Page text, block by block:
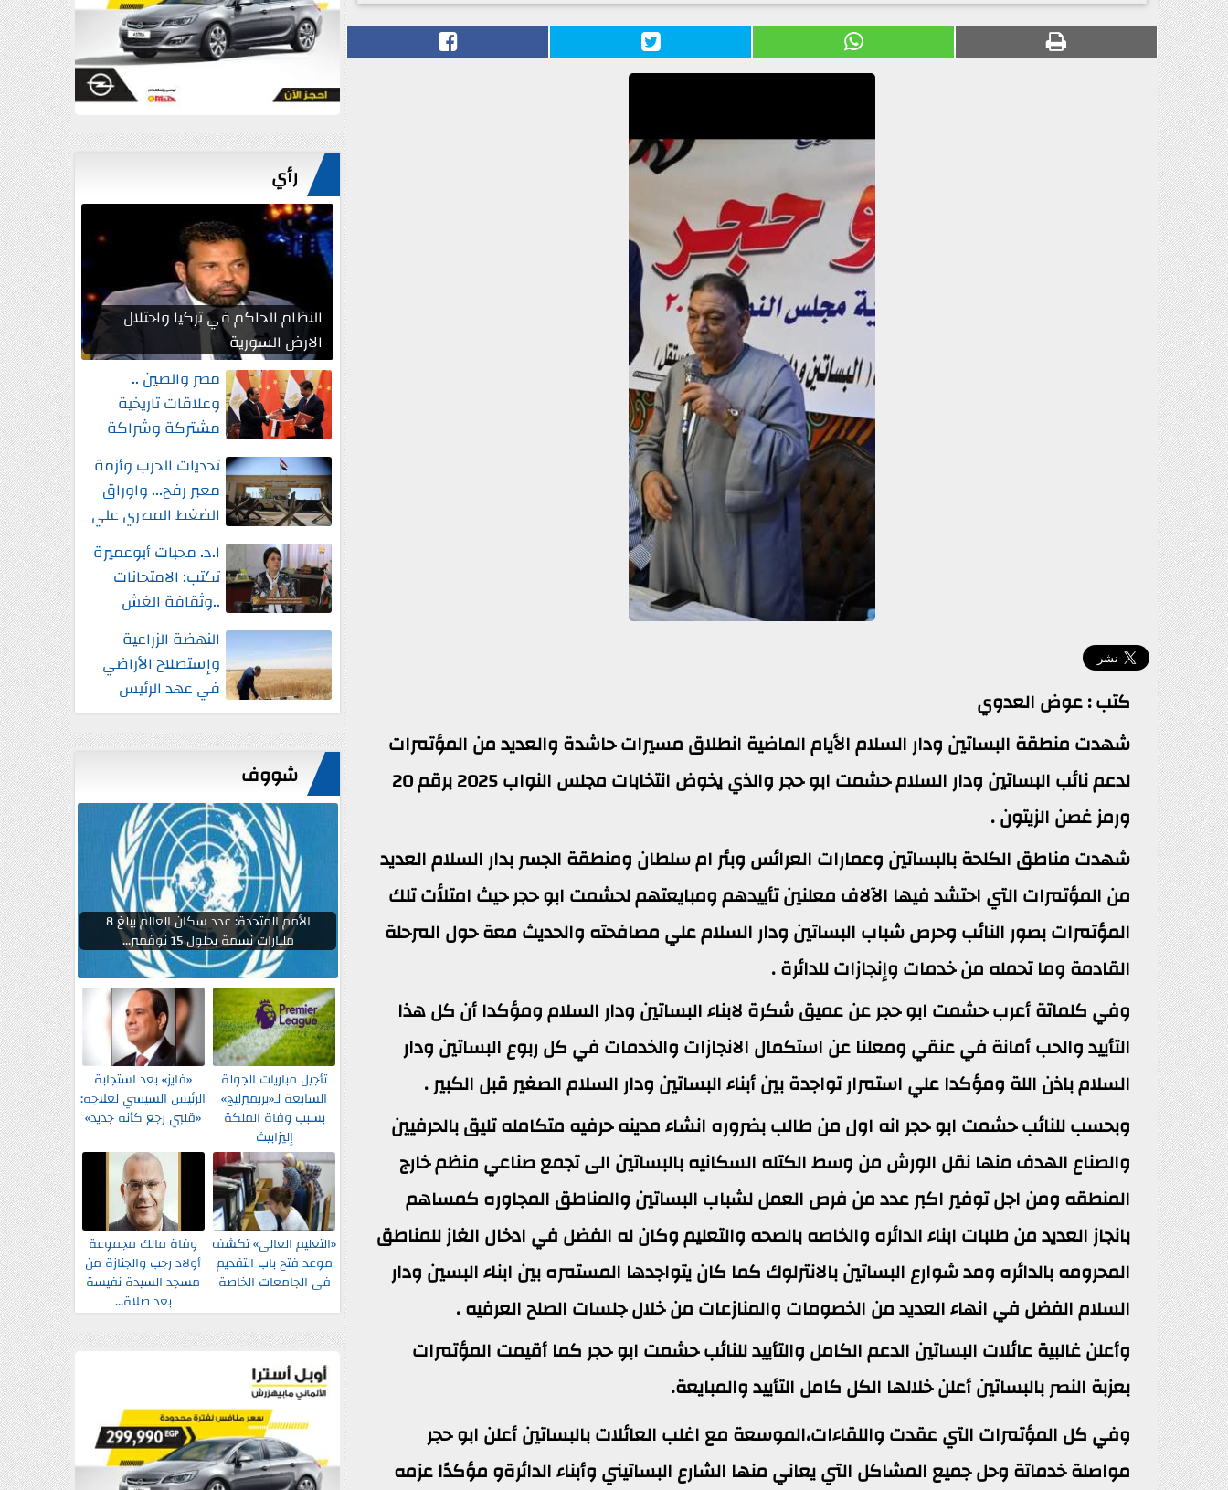
كتب : عوض العدوي
شهدت منطقة البساتين ودار السلام الأيام الماضية انطلاق مسيرات حاشدة والعديد من المؤتمرات
لدعم نائب البساتين ودار السلام حشمت ابو حجر والذي يخوض انتخابات مجلس النواب 2025 برقم 20
ورمز غصن الزيتون .
شهدت مناطق الكلحة بالبساتين وعمارات العرائس وبئر ام سلطان ومنطقة الجسر بدار السلام العديد
من المؤتمرات التي احتشد فيها الآلاف معلنين تأييدهم ومبايعتهم لحشمت ابو حجر حيث امتلأت تلك
المؤتمرات بصور النائب وحرص شباب البساتين ودار السلام علي مصافحته والحديث معة حول المرحلة
القادمة وما تحمله من خدمات وإنجازات للدائرة .
وفي كلماتة أعرب حشمت ابو حجر عن عميق شكرة لابناء البساتين ودار السلام ومؤكدا أن كل هذا
التأييد والحب أمانة في عنقي ومعلنا عن استكمال الانجازات والخدمات في كل ربوع البساتين ودار
السلام باذن اللة ومؤكدا علي استمرار تواجدة بين أبناء البساتين ودار السلام الصغير قبل الكبير .
وبحسب للنائب حشمت ابو حجر انه اول من طالب بضروره انشاء مدينه حرفيه متكامله تليق بالحرفيين
والصناع الهدف منها نقل الورش من وسط الكتله السكانيه بالبساتين الى تجمع صناعي منظم خارج
المنطقه ومن اجل توفير اكبر عدد من فرص العمل لشباب البساتين والمناطق المجاوره كمساهم
بانجاز العديد من طلبات ابناء الدائره والخاصه بالصحه والتعليم وكان له الفضل في ادخال الغاز للمناطق
المحرومه بالدائره ومد شوارع البساتين بالانترلوك كما كان يتواجدها المستمره بين ابناء البسين ودار
السلام الفضل في انهاء العديد من الخصومات والمنازعات من خلال جلسات الصلح العرفيه .
وأعلن غالبية عائلات البساتين الدعم الكامل والتأييد للنائب حشمت ابو حجر كما أقيمت المؤتمرات
بعزبة النصر بالبساتين أعلن خلالها الكل كامل التأييد والمبايعة.
وفي كل المؤتمرات التي عقدت واللقاءات،الموسعة مع اغلب العائلات بالبساتين أعلن ابو حجر
مواصلة خدماتة وحل جميع المشاكل التي يعاني منها الشارع البساتيني وأبناء الدائرةو مؤكدًا عزمه
رأي
النظام الحاكم في تركيا واحتلال
الارض السورية
مصر والصين ..
وعلاقات تاريخية
مشتركة وشراكة
إستراتيجية شاملة
واستثمارات جديدةتحديات الحرب وأزمة
معبر رفح... واوراق
الضغط المصري علي
ا.د. محبات أبوعميرة
تكتب: الامتحانات
..وثقافة الغش
النهضة الزراعية
وإستصلاح الأراضي
في عهد الرئيس
السيسي
شووف
الأمم المتحدة: عدد سكان العالم يبلغ 8
مليارات نسمة بحلول 15 نوفمبر...
تأجيل مباريات الجولة
السابعة لـ«بريميرليج»
بسبب وفاة الملكة
إليزابيث
«فايز» بعد استجابة
الرئيس السيسي لعلاجه:
«قلبي رجع كأنه جديد»
«التعليم العالى» تكشف
موعد فتح باب التقديم
فى الجامعات الخاصة
وفاة مالك مجموعة
أولاد رجب والجنازة من
مسجد السيدة نفيسة
بعد صلاة...